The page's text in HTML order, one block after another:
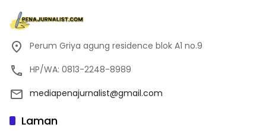
Perum Griya agung residence blok A1 no.9
HP/WA: 0813-2248-8989
mediapenajurnalist@gmail.com
Laman